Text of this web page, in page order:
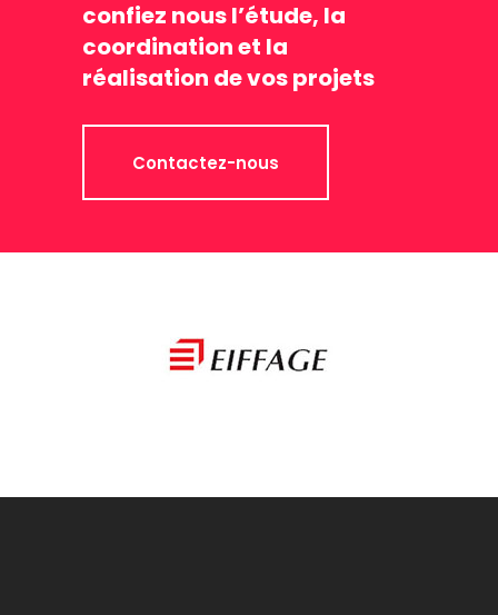
confiez nous l’étude, la
coordination et la
réalisation de vos projets
Contactez-nous